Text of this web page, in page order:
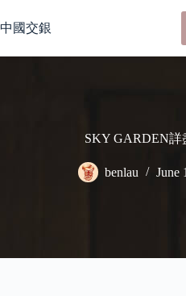
to
content
中國交銀
SKY GARDEN詳
benlau June